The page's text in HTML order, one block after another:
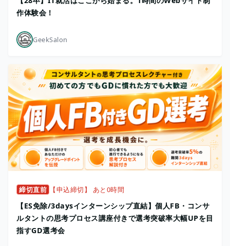
作体験会！
GeekSalon
締切直前 【申込締切】 あと0時間
【ES免除/3daysインターンシップ直結】個人FB・コンサ
ルタントの思考プロセス講座付きで選考突破率大幅UPを目
指すGD選考会